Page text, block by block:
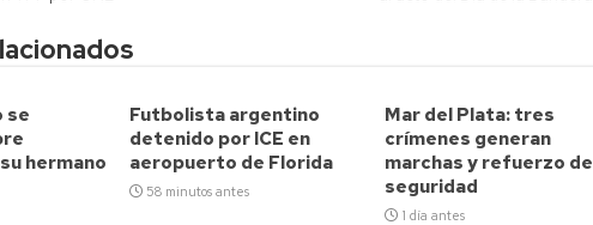
nk
se
hermano
Futbolista argentino
detenido por ICE en
aeropuerto de Florida
58 minutos antes
Mar del Plata: tres
crímenes generan
marchas y refuerzo de
seguridad
1 día antes